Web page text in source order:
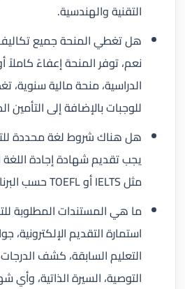
التقنية والهندسية.
هل تغطي المنحة جميع
نعم، توفر المنحة إعفاءً كاملاً
الدراسية، منحة مالية
للوجبات بالإضافة إلى التأمين
هل هناك شروط لغة محددة
يجب تقديم شهادة إجادة اللغة
مثل IELTS أو TOEFL حسب البرنامج الدراسي.
ما هي المستندات المطلوبة
استمارة التقديم الإلكترونية،
التعليم السابقة، كشف
التوصية، السيرة الذاتية،